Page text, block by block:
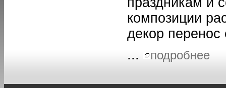
композиции
декор перенос
...
подробнее